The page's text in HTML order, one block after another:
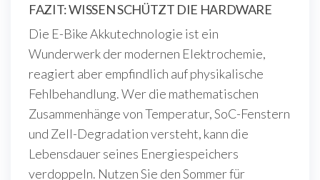
FAZIT: WISSEN SCHÜTZT DIE HARDWARE
Die E-Bike Akkutechnologie ist ein
Wunderwerk der modernen Elektrochemie,
reagiert aber empfindlich auf physikalische
Fehlbehandlung. Wer die mathematischen
Zusammenhänge von Temperatur, SoC-Fenstern
und Zell-Degradation versteht, kann die
Lebensdauer seines Energiespeichers
verdoppeln. Nutzen Sie den Sommer für